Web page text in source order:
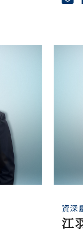
資深
江